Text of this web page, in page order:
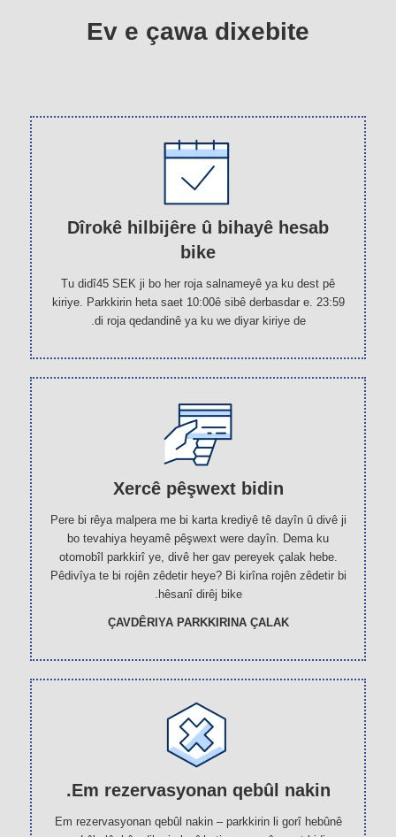
Ev e çawa dixebite
Dîrokê hilbijêre û bihayê hesab
bike
Tu didî45 SEK ji bo her roja salnameyê ya ku dest pê
kiriye. Parkkirin heta saet 10:00ê sibê derbasdar e. 23:59
di roja qedandinê ya ku we diyar kiriye de.
Xercê pêşwext bidin
Pere bi rêya malpera me bi karta krediyê tê dayîn û divê ji
bo tevahiya heyamê pêşwext were dayîn. Dema ku
otomobîl parkkirî ye, divê her gav pereyek çalak hebe.
Pêdivîya te bi rojên zêdetir heye? Bi kirîna rojên zêdetir bi
hêsanî dirêj bike.
ÇAVDÊRIYA PARKKIRINA ÇALAK
Em rezervasyonan qebûl nakin.
Em rezervasyonan qebûl nakin – parkkirin li gorî hebûnê